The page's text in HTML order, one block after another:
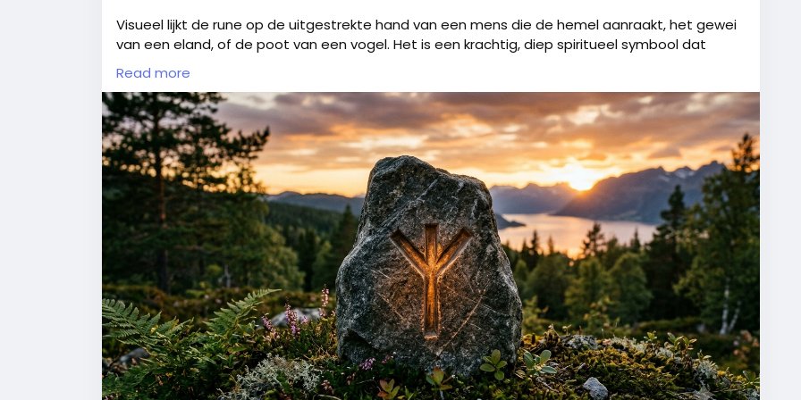
Is dat nou werkelijk zoveel gevraagd?
​Visueel lijkt de rune op de uitgestrekte hand van een mens die de hemel aanraakt, het gewei
van een eland, of de poot van een vogel. Het is een krachtig, diep spiritueel symbool dat
fungeert als een kosmisch schild.
​Wat is de betekenis van Algiz?
​De kern van Algiz draait om de balans tussen bescherming en bewustzijn. Het herinnert je
eraan dat echte veiligheid niet voortkomt uit angst of je verstoppen, maar uit een sterke
verbinding met je intuïtie en het grotere geheel.
​Het Elandsgewei: De eland gebruikt zijn gewei om zich te verdedigen, maar het functioneert
ook als een antenne die trillingen en gevaar in de omgeving feilloos oppikt.
​Hogere Leiding: Algiz slaat een brug tussen het aardse en het goddelijke. Het
vertegenwoordigt de verbinding met je gidsen, je intuïtie en je 'hogere zelf'.
​De Kosmische Spiegel: Als de rune rechtop staat, reikt hij naar het licht en hogere sferen.
(Omgekeerd waarschuwt het vaak voor verborgen gevaren of een gebrek aan aarding).
Read more